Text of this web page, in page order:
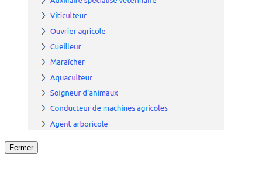
Fermer